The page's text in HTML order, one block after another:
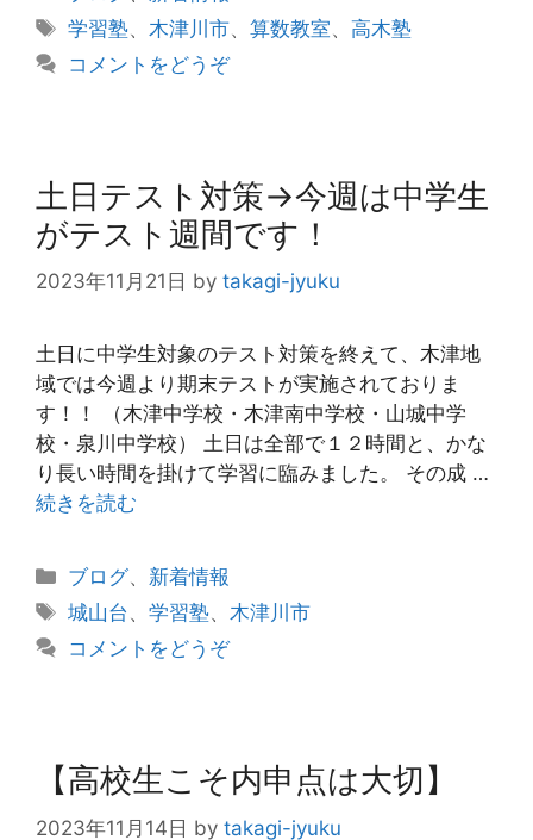
テ
ゴ
リ
タ
学習塾、 木津川市、算数教室、高木塾
コメントをどうぞ
土日テスト対策→今週は中学生
がテスト週間です！
2023年11月21日 by takagi-jyuku
土日に中学生対象のテスト対策を終えて、木津地
域では今週より期末テストが実施されておりま
す！！ （木津中学校・木津南中学校・山城中学
校・泉川中学校） 土日は全部で１２時間と、かな
り長い時間を掛けて学習に臨みました。 その成 …
続きを読む
カ
テ
リ
ブログ、 新着情報
タ
グ
城山台 、学習塾、木津川市
コメントをどうぞ
【高校生こそ内申点は大切】
2023年11月14日 by takagi-jyuku